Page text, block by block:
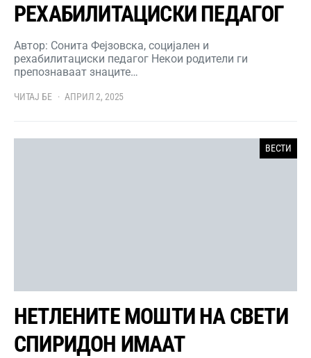
РЕХАБИЛИТАЦИСКИ ПЕДАГОГ
Автор: Сонита Фејзовска, социјален и
рехабилитациски педагог Некои родители ги
препознаваат знаците…
ЧИТАЈ БЕ АПРИЛ 2, 2025
ВЕСТИ
НЕТЛЕНИТЕ МОШТИ НА СВЕТИ
СПИРИДОН ИМААТ